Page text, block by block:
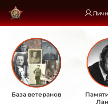
База ветеранов